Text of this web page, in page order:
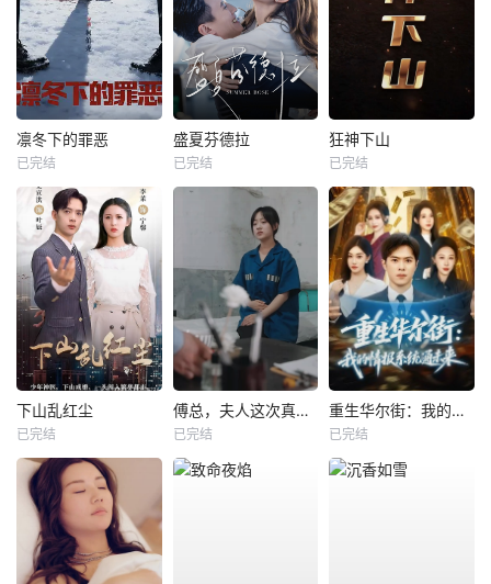
凛冬下的罪恶
已完结
盛夏芬德拉
已完结
狂神下山
已完结
下山乱红尘
已完结
傅总，夫人这次真的死了
已完结
重生华尔街：我的情报系统通未来
已完结